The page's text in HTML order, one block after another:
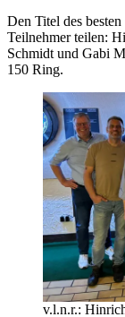
Den Titel des
Teilnehmer teilen:
Schmidt und Gabi
150 Ring.
v.l.n.r.: